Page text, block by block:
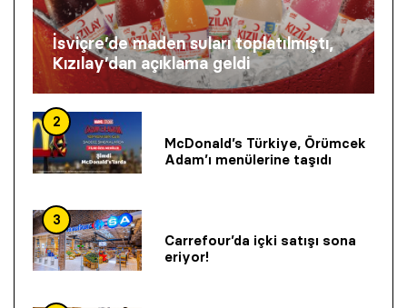
İsviçre’de maden suları toplatılmıştı,
Kızılay’dan açıklama geldi
2
McDonald’s Türkiye, Örümcek
Adam’ı menülerine taşıdı
3
Carrefour’da içki satışı sona
eriyor!